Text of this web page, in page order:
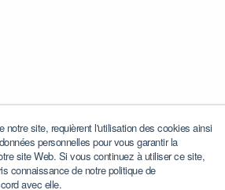
notre site, requièrent l'utilisation des cookies ainsi
personnelles pour vous garantir la
site Web. Si vous continuez à utiliser ce site,
connaissance de notre politique de
avec elle.